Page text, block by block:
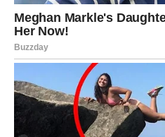
Sudbina vam otvara
Pred vama su veoma snažni
STRIJELAC
Nova energija donosi vam